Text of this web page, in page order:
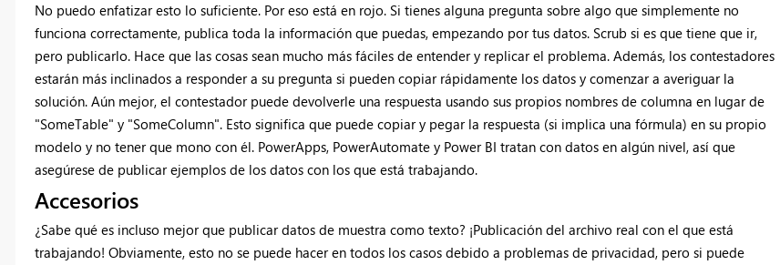
No puedo enfatizar esto lo suficiente. Por eso está en rojo. Si tienes alguna pregunta sobre algo que simplemente no
funciona correctamente, publica toda la información que puedas, empezando por tus datos. Scrub si es que tiene que ir,
pero publicarlo. Hace que las cosas sean mucho más fáciles de entender y replicar el problema. Además, los contestadores
estarán más inclinados a responder a su pregunta si pueden copiar rápidamente los datos y comenzar a averiguar la
solución. Aún mejor, el contestador puede devolverle una respuesta usando sus propios nombres de columna en lugar de
"SomeTable" y "SomeColumn". Esto significa que puede copiar y pegar la respuesta (si implica una fórmula) en su propio
modelo y no tener que mono con él. PowerApps, PowerAutomate y Power BI tratan con datos en algún nivel, así que
asegúrese de publicar ejemplos de los datos con los que está trabajando.
Accesorios
¿Sabe qué es incluso mejor que publicar datos de muestra como texto? ¡Publicación del archivo real con el que está
trabajando! Obviamente, esto no se puede hacer en todos los casos debido a problemas de privacidad, pero si puede